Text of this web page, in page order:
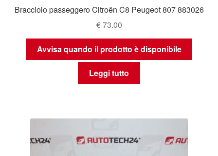
Bracciolo passeggero Citroën C8 Peugeot 807 883026
€73.00
Avvisa quando il prodotto è disponibile
Leggi tutto